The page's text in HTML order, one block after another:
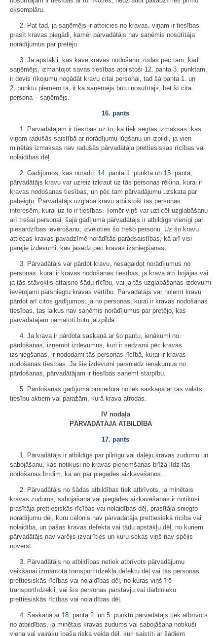
eksemplāru.
2. Pat tad, ja saņēmējs ir atteicies no kravas, viņam ir tiesības
prasīt kravas piegādi, kamēr pārvadātājs nav saņēmis nosūtītāja
norādījumus par pretējo.
3. Ja apstākļi, kas kavē kravas nodošanu, rodas pēc tam, kad
saņēmējs, izmantojot savas tiesības atbilstoši 12. panta 3. punktam,
ir devis rīkojumu nogādāt kravu citai personai, tad šā panta 1. un
2. punktu piemēro tā, it kā saņēmējs būtu nosūtītājs, bet šī cita
persona – saņēmējs.
16. pants
1. Pārvadātājam ir tiesības uz to, ka tiek segtas izmaksas, kas
viņam radušās saistībā ar norādījumu lūgšanu un izpildi, ja vien
minētās izmaksas nav radušās pārvadātāja prettiesiskas rīcības vai
nolaidības dēļ.
2. Gadījumos, kas norādīti 14. panta 1. punktā un 15. pantā,
pārvadātājs kravu var uzreiz izkraut uz tās personas rēķina, kurai ir
kravas nodošanas tiesības, un pēc tam pārvadājumu uzskata par
pabeigtu. Pārvadātājs uzglabā kravu atbilstoši tās personas
interesēm, kurai uz to ir tiesības. Tomēr viņš var uzticēt uzglabāšanu
arī trešai personai; šajā gadījumā pārvadātājs ir atbildīgs vienīgi par
piesardzības ievērošanu, izvēloties šo trešo personu. Uz šo kravu
attiecas kravas pavadzīmē norādītās parādsaistības, kā arī visi
pārējie izdevumi, kas jāsedz pēc kravas izsniegšanas.
3. Pārvadātājs var pārdot kravu, nesagaidot norādījumus no
personas, kurai ir kravas nodošanas tiesības, ja krava ātri bojājas vai
ja tās stāvoklis attaisno šādu rīcību, vai ja tās uzglabāšanas izdevumi
ievērojami pārsniegtu kravas vērtību. Pārvadātājs var nolemt kravu
pārdot arī citos gadījumos, ja no personas, kurai ir kravas nodošanas
tiesības, tas laikus nav saņēmis norādījumus par pretējo, kas
pārvadātājam pamatoti būtu jāizpilda.
4. Ja krava ir pārdota saskaņā ar šo pantu, ienākumi no
pārdošanas, izņemot izdevumus, kuri ir sedzami pēc kravas
izsniegšanas, ir nododami tās personas rīcībā, kurai ir kravas
nodošanas tiesības. Ja šie izdevumi pārsniedz ienākumus no
pārdošanas, pārvadātājam ir tiesības saņemt starpību.
5. Pārdošanas gadījumā procedūra notiek saskaņā ar tās valsts
tiesību aktiem vai paražām, kurā krava atrodas.
IV nodaļa
PĀRVADĀTĀJA ATBILDĪBA
17. pants
1. Pārvadātājs ir atbildīgs par pilnīgu vai daļēju kravas zudumu un
sabojāšanu, kas notikusi no kravas pieņemšanas brīža līdz tās
nodošanas brīdim, kā arī par piegādes aizkavēšanos.
2. Pārvadātājs no šādas atbildības tiek atbrīvots, ja minētais
kravas zudums, sabojāšana vai piegādes aizkavēšanās ir notikusi
prasītāja prettiesiskās rīcības vai nolaidības dēļ, prasītāja sniegto
norādījumu dēļ, kuru cēlonis nav pārvadātāja prettiesiskā rīcība vai
nolaidība, un pašas kravas defekta vai tādu apstākļu dēļ, no kuriem
pārvadātājs nav varējis izvairīties un kuru sekas viņš nav spējis
novērst.
3. Pārvadātājs no atbildības netiek atbrīvots pārvadājumu
veikšanai izmantotā transportlīdzekļa defektu dēļ vai tās personas
prettiesiskās rīcības vai nolaidības dēļ, no kuras viņš īrē
transportlīdzekli, vai šīs personas pārstāvju vai darbinieku
prettiesiskās rīcības vai nolaidības dēļ.
4. Saskaņā ar 18. panta 2. un 5. punktu pārvadātājs tiek atbrīvots
no atbildības, ja minētais kravas zudums vai sabojāšana notikuši
viena vai vairāku īpaša riska veida dēļ, kuri saistīti ar šādiem